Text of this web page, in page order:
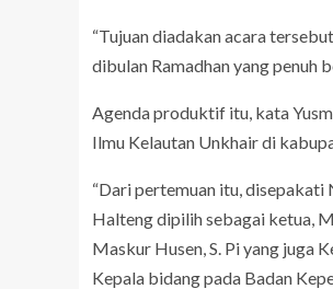
“Tujuan diadakan acara
dibulan Ramadhan yang penuh
Agenda produktif itu, kata
Ilmu Kelautan Unkhair di
“Dari pertemuan itu, disepakati
Halteng dipilih sebagai ketua,
Maskur Husen, S. Pi yang juga
Kepala bidang pada Badan